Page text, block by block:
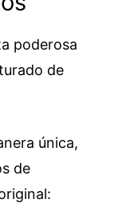
poderosa
de
única,
de